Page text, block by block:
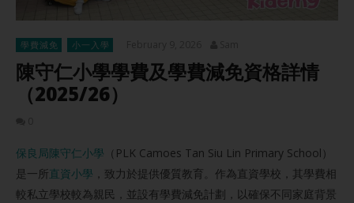
學費減免 小一入學
陳守仁小學學費及學費減免資格詳情
（2025/26）
保良局陳守仁小學 （PLK Camoes Tan Siu Lin Primary School）
是一所直資小學 ，致力於提供優質教育。作為直資學校，其學費相
較私立學校較為親民，並設有學費減免計劃，以確保不同家庭背景